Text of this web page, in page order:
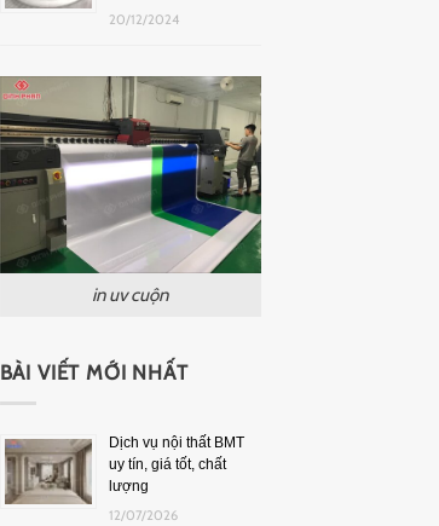
20/12/2024
in uv cuộn
BÀI VIẾT MỚI NHẤT
Dịch vụ nội thất BMT
uy tín, giá tốt, chất
lượng
12/07/2026